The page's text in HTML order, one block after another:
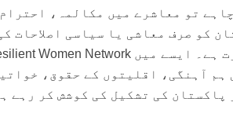
تو معاشرے میں مکالمہ،
کو صرف معاشی یا سیاسی اصلاحات
ہم آہنگی، اقلیتوں کے حقوق،
پاکستان کی تشکیل کی کوشش کر رہے